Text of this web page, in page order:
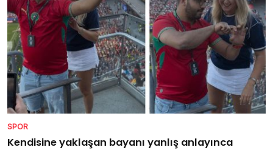
SPOR
Kendisine yaklaşan bayanı yanlış anlayınca